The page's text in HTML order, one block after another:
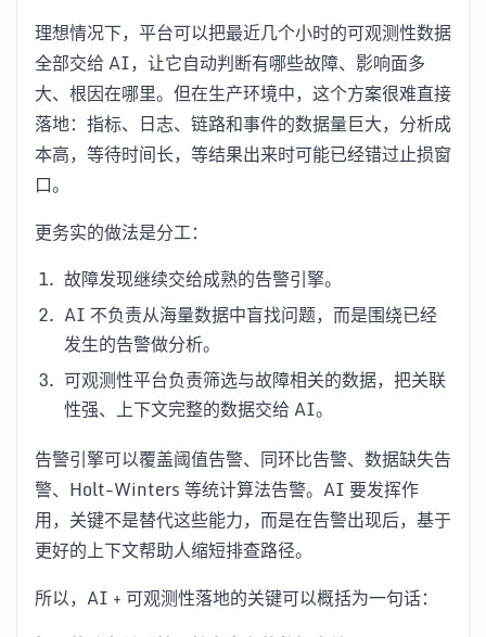
理想情况下，平台可以把最近几个小时的可观测性数据
全部交给 AI，让它自动判断有哪些故障、影响面多
大、根因在哪里。但在生产环境中，这个方案很难直接
落地：指标、日志、链路和事件的数据量巨大，分析成
本高，等待时间长，等结果出来时可能已经错过止损窗
口。
更务实的做法是分工：
故障发现继续交给成熟的告警引擎。
AI 不负责从海量数据中盲找问题，而是围绕已经
发生的告警做分析。
可观测性平台负责筛选与故障相关的数据，把关联
性强、上下文完整的数据交给 AI。
告警引擎可以覆盖阈值告警、同环比告警、数据缺失告
警、Holt-Winters 等统计算法告警。AI 要发挥作
用，关键不是替代这些能力，而是在告警出现后，基于
更好的上下文帮助人缩短排查路径。
所以，AI + 可观测性落地的关键可以概括为一句话：